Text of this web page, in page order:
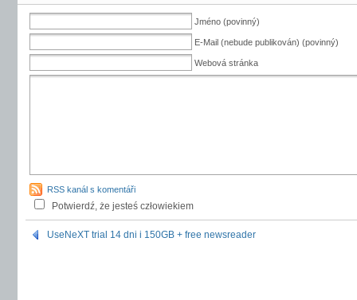
Jméno (povinný)
E-Mail (nebude publikován) (povinný)
Webová stránka
RSS kanál s komentáři
Potwierdź, że jesteś człowiekiem
UseNeXT trial 14 dni i 150GB + free newsreader